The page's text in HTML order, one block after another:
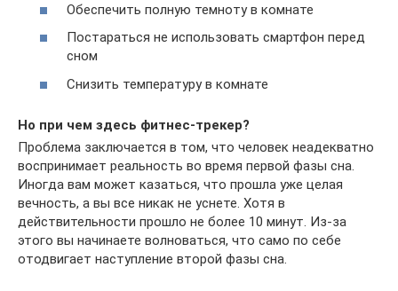
Обеспечить полную темноту в комнате
Постараться не использовать смартфон перед
сном
Снизить температуру в комнате
Но при чем здесь фитнес-трекер?
Проблема заключается в том, что человек неадекватно
воспринимает реальность во время первой фазы сна.
Иногда вам может казаться, что прошла уже целая
вечность, а вы все никак не уснете. Хотя в
действительности прошло не более 10 минут. Из-за
этого вы начинаете волноваться, что само по себе
отодвигает наступление второй фазы сна.